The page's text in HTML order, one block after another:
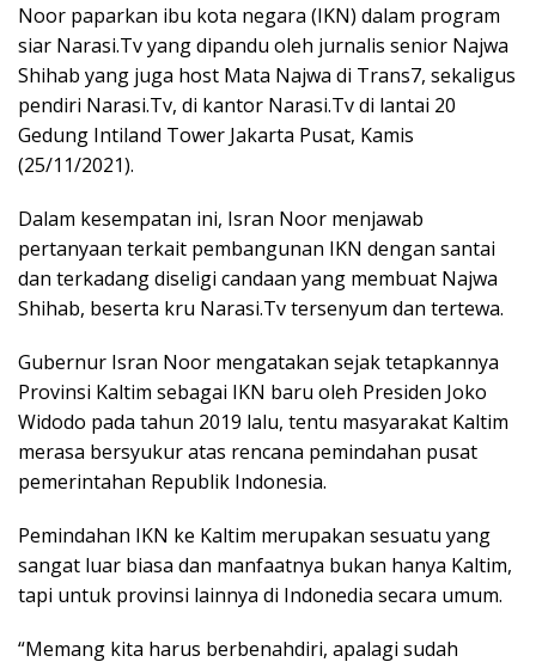
Noor paparkan ibu kota negara (IKN) dalam program
siar Narasi.Tv yang dipandu oleh jurnalis senior Najwa
Shihab yang juga host Mata Najwa di Trans7, sekaligus
pendiri Narasi.Tv, di kantor Narasi.Tv di lantai 20
Gedung Intiland Tower Jakarta Pusat, Kamis
(25/11/2021).
Dalam kesempatan ini, Isran Noor menjawab
pertanyaan terkait pembangunan IKN dengan santai
dan terkadang diseligi candaan yang membuat Najwa
Shihab, beserta kru Narasi.Tv tersenyum dan tertewa.
Gubernur Isran Noor mengatakan sejak tetapkannya
Provinsi Kaltim sebagai IKN baru oleh Presiden Joko
Widodo pada tahun 2019 lalu, tentu masyarakat Kaltim
merasa bersyukur atas rencana pemindahan pusat
pemerintahan Republik Indonesia.
Pemindahan IKN ke Kaltim merupakan sesuatu yang
sangat luar biasa dan manfaatnya bukan hanya Kaltim,
tapi untuk provinsi lainnya di Indonedia secara umum.
“Memang kita harus berbenahdiri, apalagi sudah